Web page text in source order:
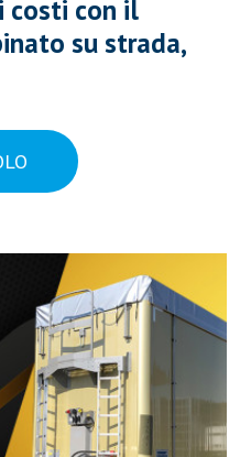
costi con il
su strada,